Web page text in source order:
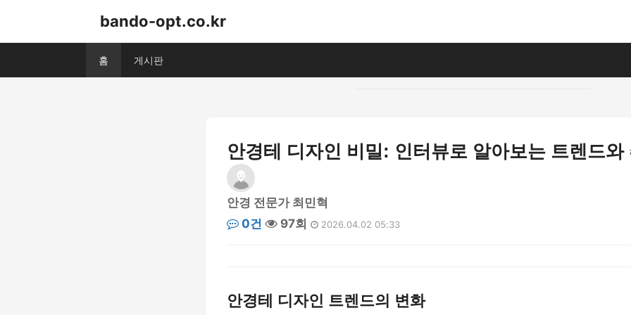
bando-opt.co.kr
홈 게시판
안경테 디자인 비밀: 인터뷰로 알아보는 트렌드와
안경 전문가 최민혁
0건
97회 2026.04.02 05:33
안경테 디자인 트렌드의 변화